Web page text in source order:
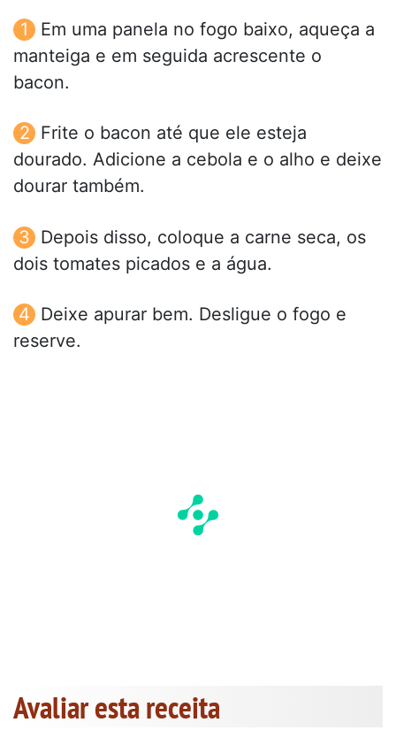
Em uma panela no fogo baixo, aqueça a
manteiga e em seguida acrescente o
bacon.
Frite o bacon até que ele esteja
dourado. Adicione a cebola e o alho e deixe
dourar também.
Depois disso, coloque a carne seca, os
dois tomates picados e a água.
Deixe apurar bem. Desligue o fogo e
reserve.
Avaliar esta receita